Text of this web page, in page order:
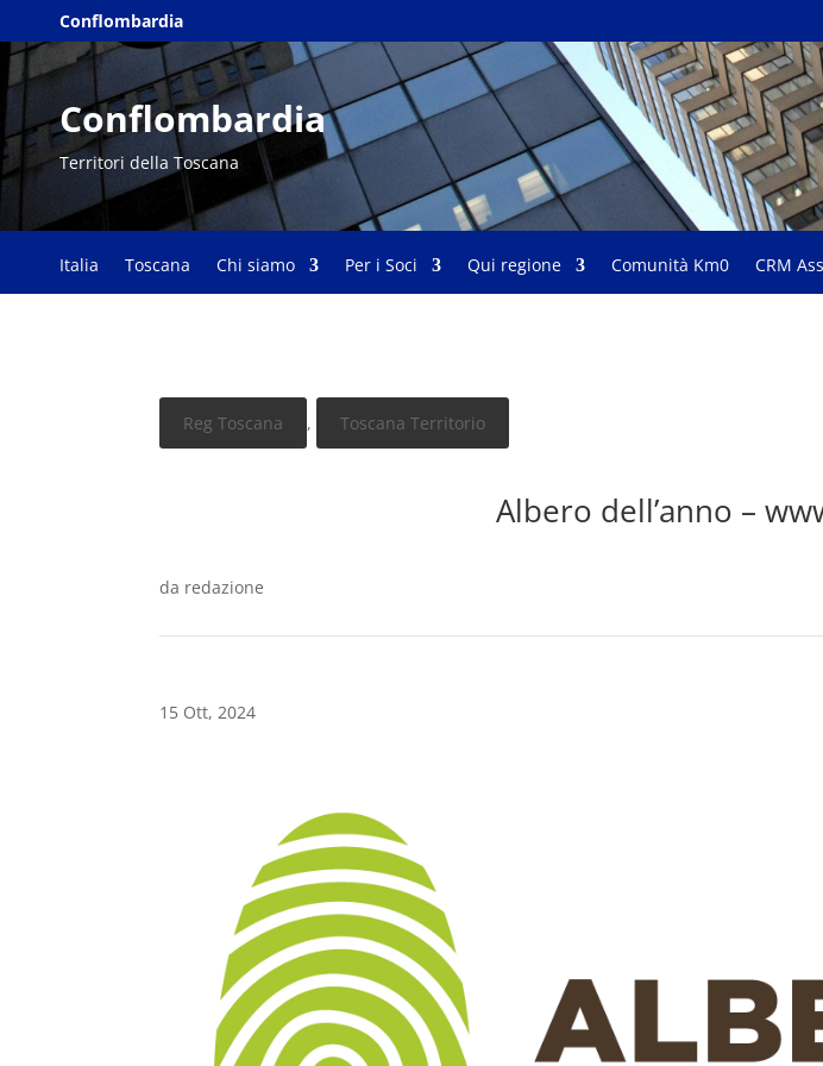
Conflombardia
Conflombardia
Territori della Toscana
Italia Toscana Chi siamo Per i Soci Qui regione Comunità Km0 CRM
Reg Toscana , Toscana Territorio
Albero dell’anno –
da redazione
15 Ott, 2024